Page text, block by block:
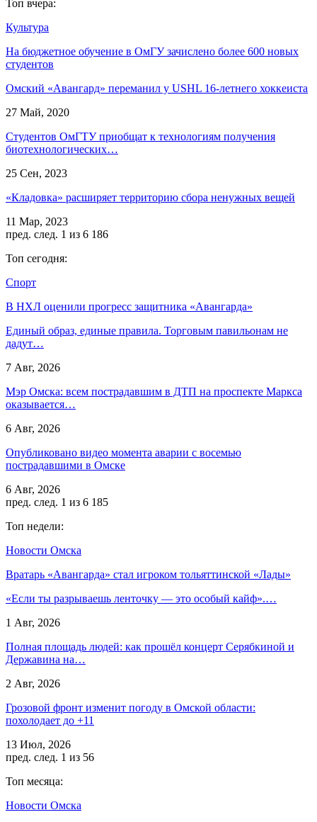
Топ вчера:
Культура
На бюджетное обучение в ОмГУ зачислено более 600 новых
студентов
Омский «Авангард» переманил у USHL 16-летнего хоккеиста
27 Май, 2020
Студентов ОмГТУ приобщат к технологиям получения
биотехнологических…
25 Сен, 2023
«Кладовка» расширяет территорию сбора ненужных вещей
11 Мар, 2023
пред. след. 1 из 6 186
Топ сегодня:
Спорт
В НХЛ оценили прогресс защитника «Авангарда»
Единый образ, единые правила. Торговым павильонам не
дадут…
7 Авг, 2026
Мэр Омска: всем пострадавшим в ДТП на проспекте Маркса
оказывается…
6 Авг, 2026
Опубликовано видео момента аварии с восемью
пострадавшими в Омске
6 Авг, 2026
пред. след. 1 из 6 185
Топ недели:
Новости Омска
Вратарь «Авангарда» стал игроком тольяттинской «Лады»
«Если ты разрываешь ленточку — это особый кайф».…
1 Авг, 2026
Полная площадь людей: как прошёл концерт Серябкиной и
Державина на…
2 Авг, 2026
Грозовой фронт изменит погоду в Омской области:
похолодает до +11
13 Июл, 2026
пред. след. 1 из 56
Топ месяца:
Новости Омска